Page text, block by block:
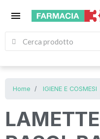
menu
Home IGIENE E COSMESI